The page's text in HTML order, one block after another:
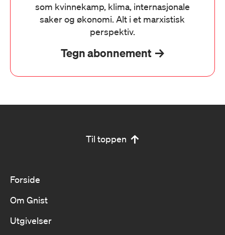
som kvinnekamp, klima, internasjonale
saker og økonomi. Alt i et marxistisk
perspektiv.
Tegn abonnement
Til toppen
Forside
Om Gnist
Utgivelser